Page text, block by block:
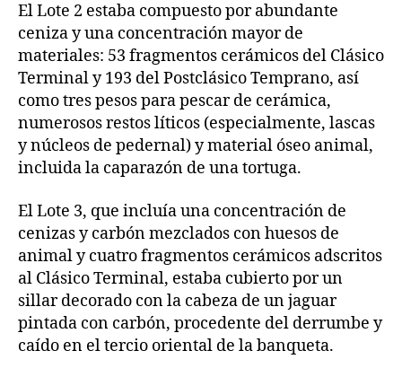
El Lote 2 estaba compuesto por abundante
ceniza y una concentración mayor de
materiales: 53 fragmentos cerámicos del Clásico
Terminal y 193 del Postclásico Temprano, así
como tres pesos para pescar de cerámica,
numerosos restos líticos (especialmente, lascas
y núcleos de pedernal) y material óseo animal,
incluida la caparazón de una tortuga.
El Lote 3, que incluía una concentración de
cenizas y carbón mezclados con huesos de
animal y cuatro fragmentos cerámicos adscritos
al Clásico Terminal, estaba cubierto por un
sillar decorado con la cabeza de un jaguar
pintada con carbón, procedente del derrumbe y
caído en el tercio oriental de la banqueta.